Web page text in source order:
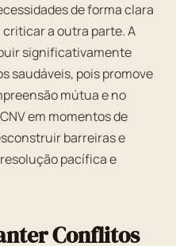
de forma clara
a outra parte. A
significativamente
saudáveis, pois promove
mútua e no
em momentos de
barreiras e
pacífica e
Conflitos